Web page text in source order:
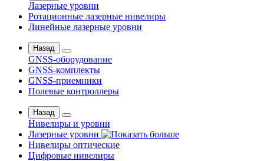
Лазерные уровни
Ротационные лазерные нивелиры
Линейные лазерные уровни
Назад
GNSS-оборудование
GNSS-комплекты
GNSS-приемники
Полевые контроллеры
Назад
Нивелиры и уровни
Лазерные уровни
Нивелиры оптические
Цифровые нивелиры